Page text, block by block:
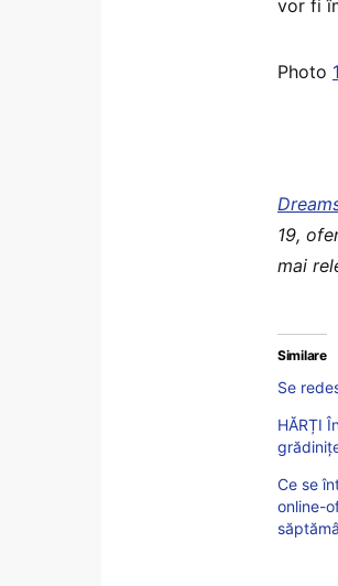
vor fi
Photo
19,
mai
Similare
Se
HĂRȚI
Ce se
online-